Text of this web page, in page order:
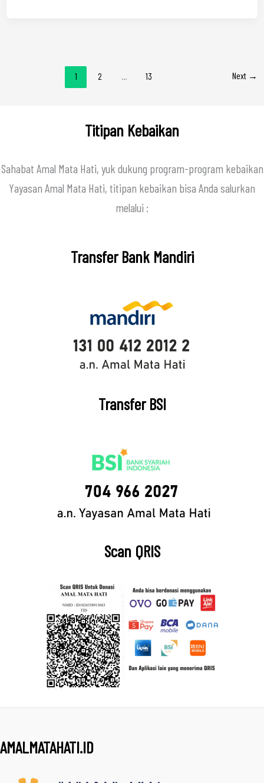
1 2 13 Next →
Titipan Kebaikan
Sahabat Amal Mata Hati, yuk dukung program-program kebaikan
Yayasan Amal Mata Hati, titipan kebaikan bisa Anda salurkan
melalui :
Transfer Bank Mandiri
Transfer BSI
Scan QRIS
AMALMATAHATI.ID